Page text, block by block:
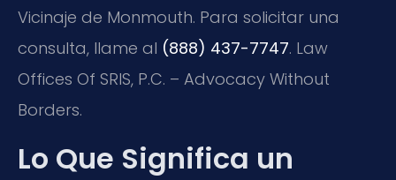
Vicinaje de Monmouth. Para solicitar una
consulta, llame al (888) 437-7747. Law
Offices Of SRIS, P.C. – Advocacy Without
Borders.
Lo Que Significa un